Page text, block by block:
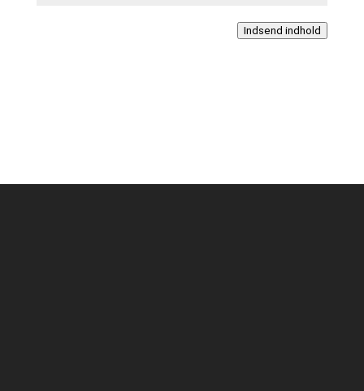
Indsend indhold